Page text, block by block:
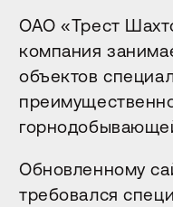
ОАО «Трест
компания
объектов
Обновленному
требовался